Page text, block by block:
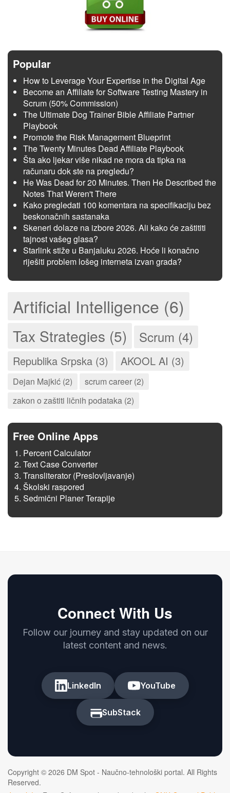
Popular
How to Leverage Your Expertise in the Digital Age
Become an Affiliate for Software Testing Mastery in
Scrum (50% Commission)
The Ultimate Dog Trainer Bible Affiliate Partner
Playbook
Promote the Risk Management Blueprint
The Twenty Minutes Dead Affiliate Playbook
Šta ako ljekar više nikad ne mora da tipka na
računaru dok ste na pregledu?
He Was Dead for 20 Minutes. Then He Described the
Notes That Weren't There
Kako pregledati 100 komentara na specifikaciju bez
beskonačnih sastanaka
Skeneri dolaze na izbore 2026. Ali kako će zaštititi
tajnost vašeg glasa?
Starlink stiže u Banjaluku 2026. Hoće li konačno
riješiti problem lošeg interneta izvan grada?
Artificial Intelligence (6)
Tax Strategies (5) Scrum (4)
Republika Srpska (3) AKOOL AI (3)
Dejan Majkić (2)
scrum career (2)
zakon o zaštiti ličnih podataka (2)
Free Online Apps
Percent Calculator
Text Case Converter
Transliterator (Preslovljavanje)
Školski raspored
Sedmični Planer Terapije
Connect With Us
Follow our journey and stay updated on our
latest content and news.
LinkedIn YouTube
SubStack
Copyright © 2026 DM Spot - Naučno-tehnološki portal. All Rights
Reserved.